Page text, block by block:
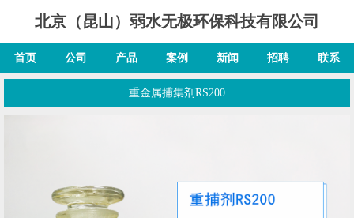
北京（昆山）弱水无极环保科技有限公司
首页 公司 产品 案例 新闻 招聘 联系
重金属捕集剂RS200